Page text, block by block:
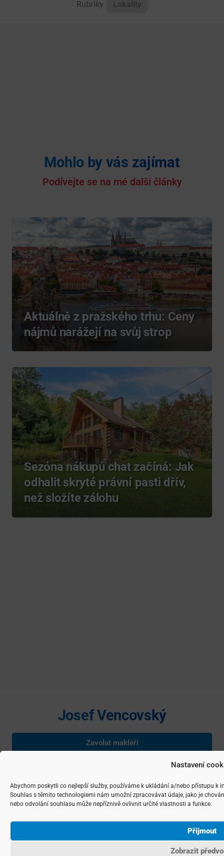
Nastavení
Abychom poskytli co nejlepší služby, používáme k ukládání a/nebo přístupu k
Souhlas s těmito technologiemi nám umožní zpracovávat údaje, jako je
nebo odvolání souhlasu může nepříznivě ovlivnit určité vlastnosti a funkce.
Přijmout
Zobrazit
Rubriky
Mohlo by vás zajímat
Podívejte se na mé další články
Aktuálně z pražského trhu: Ceny
nájmů narážejí na svůj strop
Sezóna nákupů chat začíná: Jak
odhalit skryté právní pasti dřív,
než složíte zálohu
Josef Vencovský
Zavolat makléři
2026 realitní makléř